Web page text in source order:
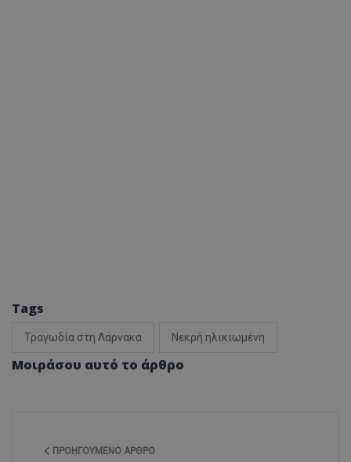
Tags
Τραγωδία στη Λάρνακα Νεκρή ηλικιωμένη
Μοιράσου αυτό το άρθρο
ΠΡΟΗΓΟΎΜΕΝΟ ΆΡΘΡΟ